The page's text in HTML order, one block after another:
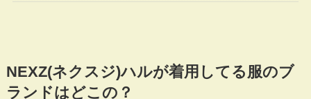
NEXZ(ネクスジ)ハルが着用してる服のブ
ランドはどこの？